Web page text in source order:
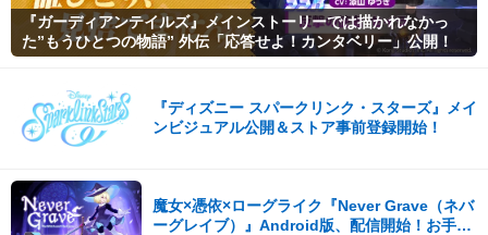
『ガーディアンテイルズ』メインストーリーでは描かれなかっ
た”もうひとつの物語” 外伝「応答せよ！カンタベリー」公開！
『ディズニー スパークリンク・スターズ』メイ
ンビジュアル公開＆ストア事前登録開始！
魔女×憑依×ローグライク『Never Grave（ネバ
ーグレイブ）』Android版、配信開始！お手頃